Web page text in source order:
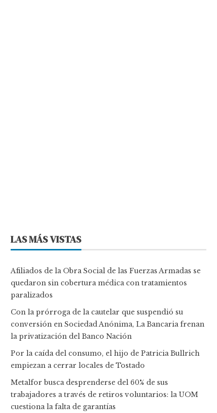
LAS MÁS VISTAS
Afiliados de la Obra Social de las Fuerzas Armadas se
quedaron sin cobertura médica con tratamientos
paralizados
Con la prórroga de la cautelar que suspendió su
conversión en Sociedad Anónima, La Bancaria frenan
la privatización del Banco Nación
Por la caída del consumo, el hijo de Patricia Bullrich
empiezan a cerrar locales de Tostado
Metalfor busca desprenderse del 60% de sus
trabajadores a través de retiros voluntarios: la UOM
cuestiona la falta de garantías